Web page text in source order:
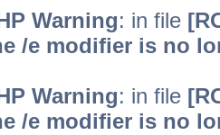
Warning: in file
/e modifier is no
Warning: in file
/e modifier is no